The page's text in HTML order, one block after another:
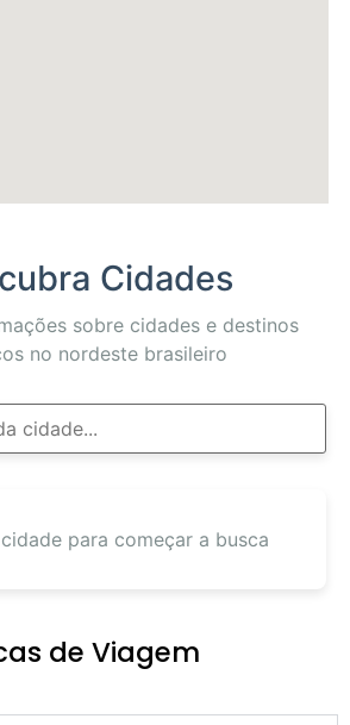
Cidades
sobre cidades e destinos
no nordeste brasileiro
para começar a busca
de Viagem